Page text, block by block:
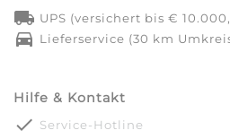
local_shipping UPS (versichert bis €
directions_car Lieferservice (30 km
Hilfe & Kontakt
done Service-Hotline